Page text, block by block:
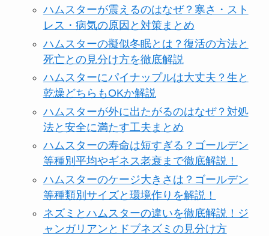
ハムスターが震えるのはなぜ？寒さ・スト
レス・病気の原因と対策まとめ
ハムスターの擬似冬眠とは？復活の方法と
死亡との見分け方を徹底解説
ハムスターにパイナップルは大丈夫？生と
乾燥どちらもOKか解説
ハムスターが外に出たがるのはなぜ？対処
法と安全に満たす工夫まとめ
ハムスターの寿命は短すぎる？ゴールデン
等種別平均やギネス老衰まで徹底解説！
ハムスターのケージ大きさは？ゴールデン
等種類別サイズと環境作りを解説！
ネズミとハムスターの違いを徹底解説！ジ
ャンガリアンとドブネズミの見分け方